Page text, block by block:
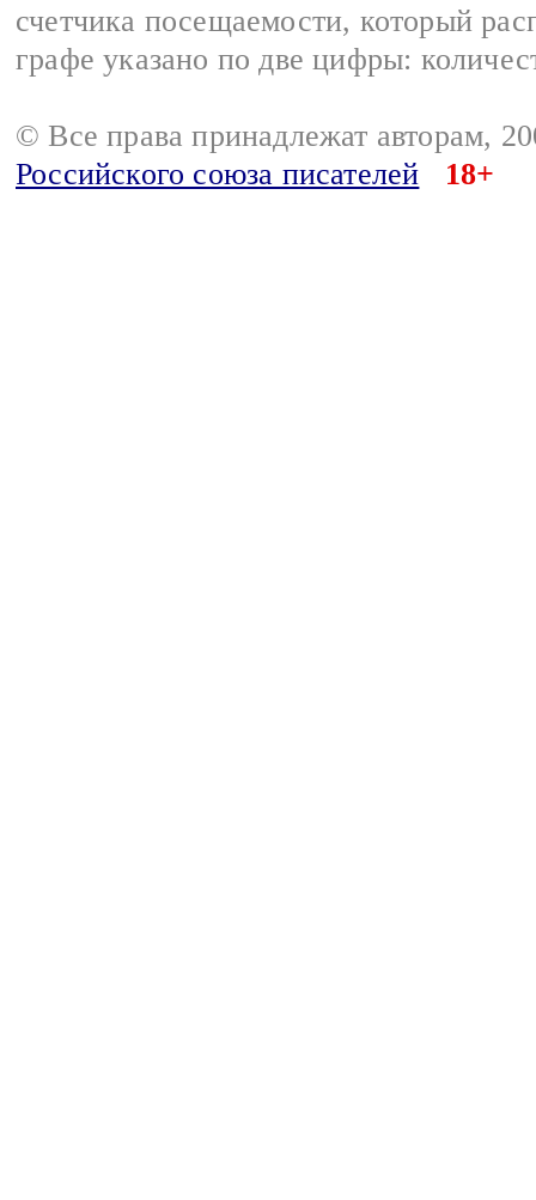
счетчика посещаемости, который
графе указано по две цифры:
© Все права принадлежат авторам,
Российского союза писателей
18+